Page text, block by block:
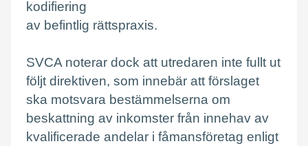
kodifiering
av befintlig rättspraxis.
SVCA noterar dock att utredaren inte fullt ut
följt direktiven, som innebär att förslaget
ska motsvara bestämmelserna om
beskattning av inkomster från innehav av
kvalificerade andelar i fåmansföretag enligt